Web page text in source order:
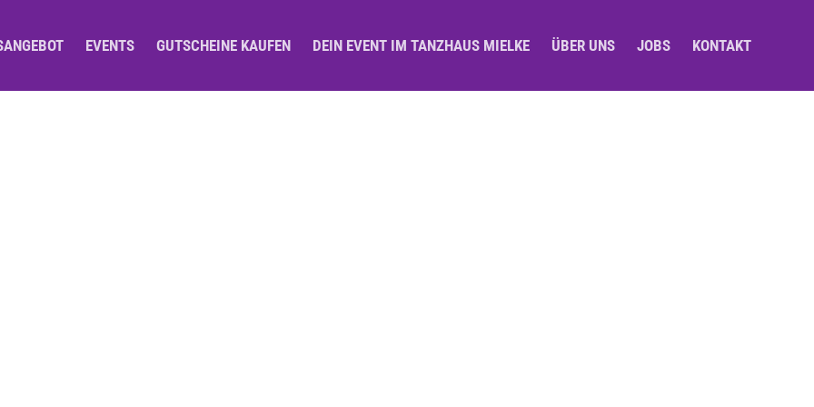
EVENTS GUTSCHEINE KAUFEN DEIN EVENT IM TANZHAUS MIELKE ÜBER UNS JOBS KONTAKT